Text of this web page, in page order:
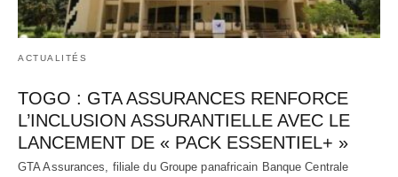
ACTUALITÉS
TOGO : GTA ASSURANCES RENFORCE
L’INCLUSION ASSURANTIELLE AVEC LE
LANCEMENT DE « PACK ESSENTIEL+ »
GTA Assurances, filiale du Groupe panafricain Banque Centrale